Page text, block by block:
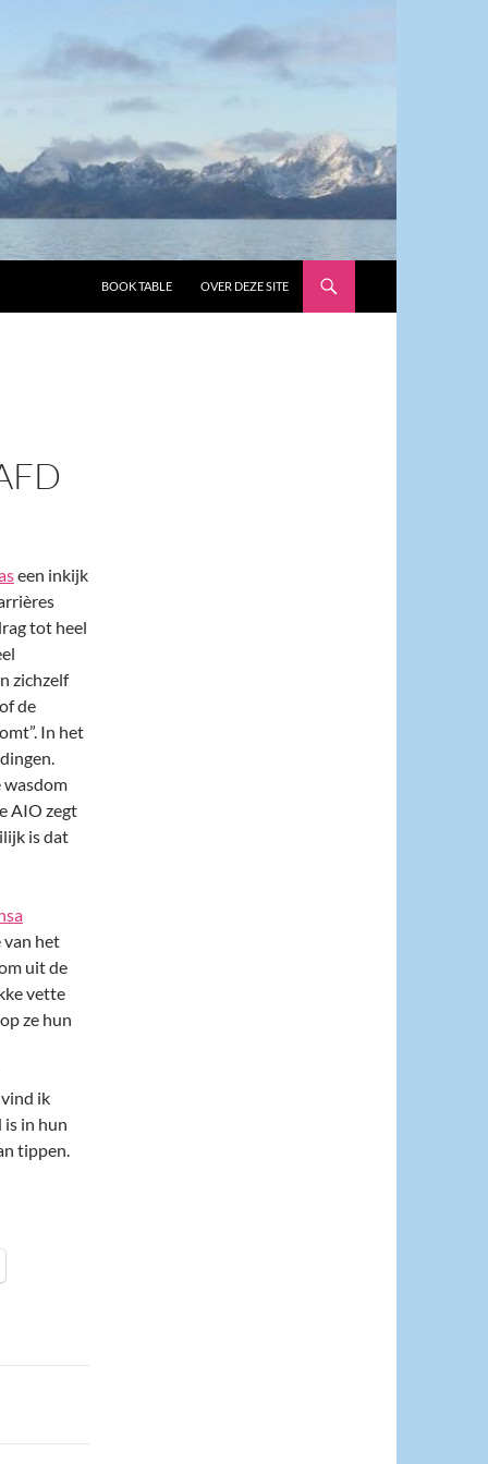
BOOK TABLE
OVER DEZE SITE
een inkijk
tot heel
zichzelf
de
In het
AIO zegt
is dat
van het
uit de
vette
ze hun
ik
in hun
tippen.